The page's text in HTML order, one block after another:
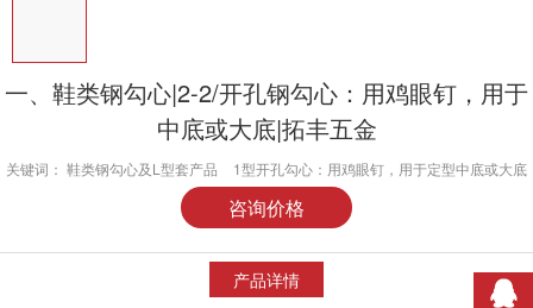
一、鞋类钢勾心|2-2/开孔钢勾心：用鸡眼钉，用于
中底或大底|拓丰五金
关键词： 鞋类钢勾心及L型套产品 1型开孔勾心：用鸡眼钉，用于定型中底或大底
咨询价格
产品详情